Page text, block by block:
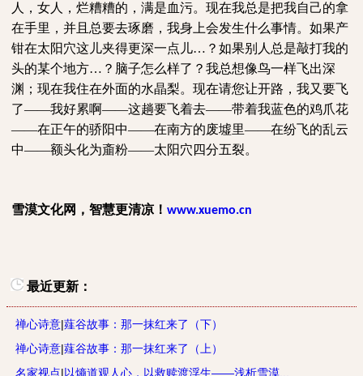
人，女人，烂糟糟的，满是血污。现在我总是把我自己的拿
在手里，并且总要去琢磨，我身上会发生什么事情。如果产
钳在太阳穴这儿夹得更深一点儿…？如果别人总是敲打我的
头的某个地方…？脑子怎么样了？我总想像鸟一样飞出深
渊；现在我住在外面的水晶梨。现在请您让开路，我又要飞
了——我好累啊——这趟要飞着去——带着我蓝色的鸡爪花
——在正午的骄阳中——在南方的废墟里——在纷飞的乱云
中——额头化为齑粉——太阳穴四分五裂。
雪漠文化网，智慧更清凉！ www.xuemo.cn
最近更新：
禅心诗意|薤谷故事：那一抹红来了（下）
禅心诗意|薤谷故事：那一抹红来了（上）
名家视点|以熵道观人心，以救赎渡浮生——浅析雪漠...